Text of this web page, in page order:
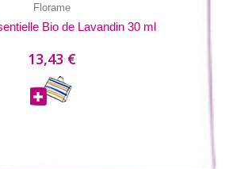
Florame
Bio de Lavandin 30 ml
13,43 €